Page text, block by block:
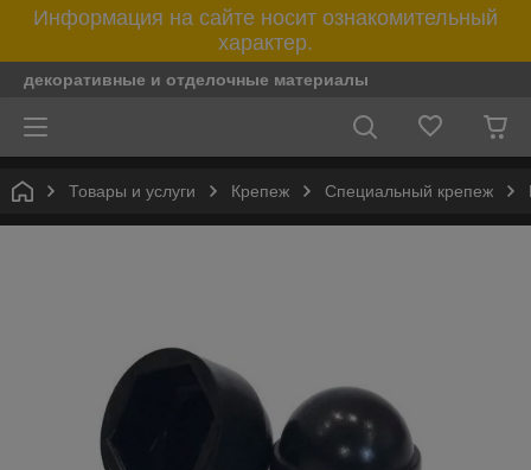
Информация на сайте носит ознакомительный
характер.
декоративные и отделочные материалы
Товары и услуги Крепеж Специальный крепеж